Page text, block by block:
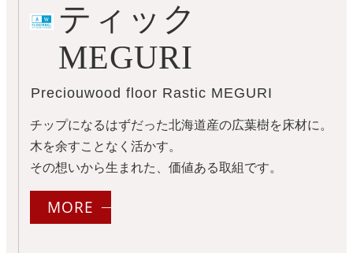
ティック
MEGURI
Preciouwood floor Rastic MEGURI
チップになるはずだった北海道産の広葉樹を床材に。
木を余すことなく活かす。
その想いから生まれた、価値ある取組です。
MORE